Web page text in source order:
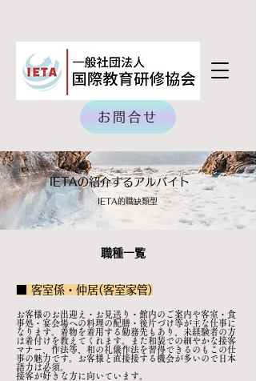
お問合せ
IETAの紹介するアルバイト
IETA的職缺類型
職種一覧
■ 客室係・仲居(客室家管)
お客様のお出迎え・お見送り・館内のご案内や客室・食
事処・宴会場への料理の配膳・後片づけ等が主な仕事に
なります。着物を着用する勤務先もあり、未経験者の方
は着付けを教えてくれます。また和装での細やかな接客
マナー、作法等、和の礼儀作法を習得できるのもこの仕
事の魅力です。お客様と直接接する機会が多いので日本
語力は必須。
接客が好きな方に向いています。